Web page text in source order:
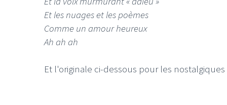
Et les nuages et les poèmes
Comme un amour heureux
Ah ah ah
Et l'originale ci-dessous pour les nostalgiques